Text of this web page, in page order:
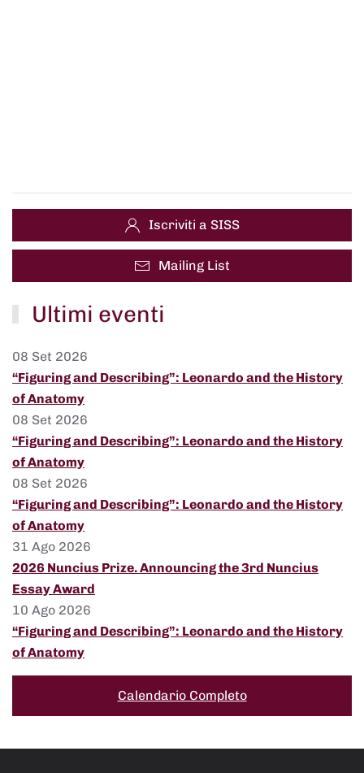
Iscriviti a SISS
Mailing List
Ultimi eventi
08 Set 2026
“Figuring and Describing”: Leonardo and the History
of Anatomy
08 Set 2026
“Figuring and Describing”: Leonardo and the History
of Anatomy
08 Set 2026
“Figuring and Describing”: Leonardo and the History
of Anatomy
31 Ago 2026
2026 Nuncius Prize. Announcing the 3rd Nuncius
Essay Award
10 Ago 2026
“Figuring and Describing”: Leonardo and the History
of Anatomy
Calendario Completo